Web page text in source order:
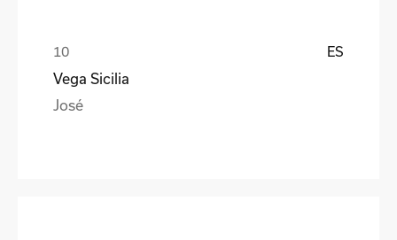
ES
Vega Sicilia
José